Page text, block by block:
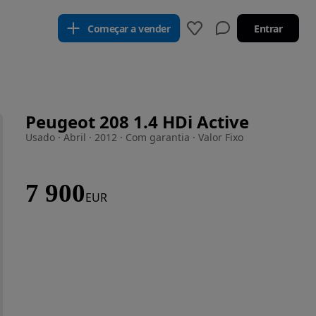
Começar a vender Entrar
Peugeot 208 1.4 HDi Active
Usado · Abril · 2012 · Com garantia · Valor Fixo
7 900EUR